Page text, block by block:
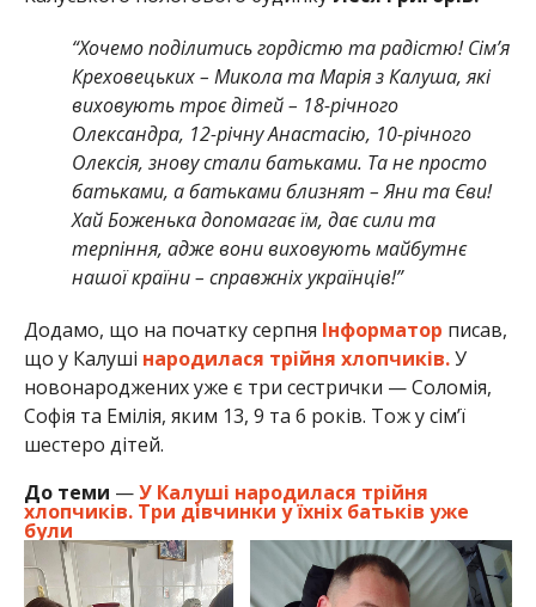
“Хочемо поділитись гордістю та радістю! Сімʼя
Креховецьких – Микола та Марія з Калуша, які
виховують троє дітей – 18-річного
Олександра, 12-річну Анастасію, 10-річного
Олексія, знову стали батьками. Та не просто
батьками, а батьками близнят – Яни та Єви!
Хай Боженька допомагає їм, дає сили та
терпіння, адже вони виховують майбутнє
нашої країни – справжніх українців!”
Додамо, що на початку серпня Інформатор писав,
що у Калуші народилася трійня хлопчиків.У
новонароджених уже є три сестрички — Соломія,
Софія та Емілія, яким 13, 9 та 6 років. Тож у сім’ї
шестеро дітей.
До теми —У Калуші народилася трійня
хлопчиків. Три дівчинки у їхніх батьків уже
були